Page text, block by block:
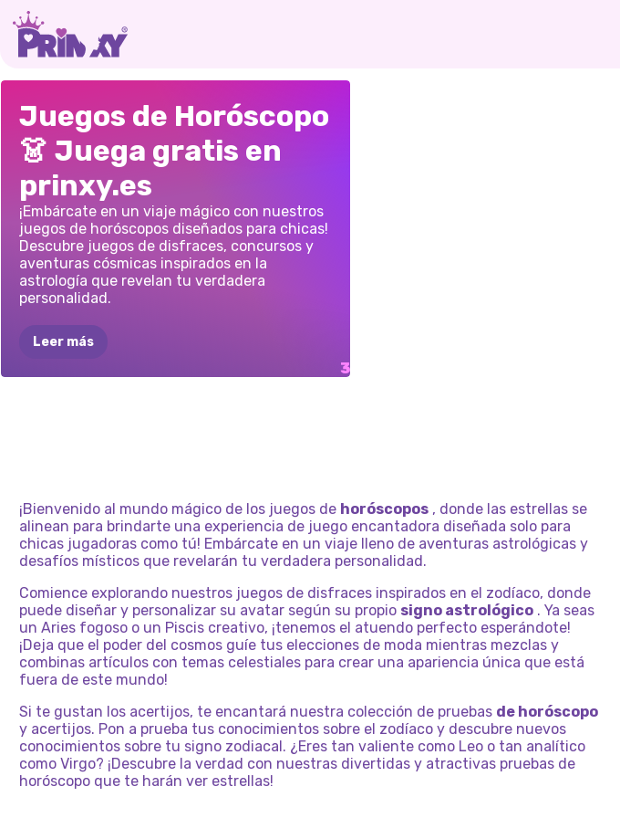
MODA
DE
LA
ASTROLOGÍA
MAQUILLAJE
DEL
ZODIACO
Juegos de Horóscopo
👗 Juega gratis en
prinxy.es
¡Embárcate en un viaje mágico con nuestros
juegos de horóscopos diseñados para chicas!
Descubre juegos de disfraces, concursos y
aventuras cósmicas inspirados en la
astrología que revelan tu verdadera
personalidad.
Leer más
¡Bienvenido al mundo mágico de los juegos de horóscopos , donde las estrellas se
alinean para brindarte una experiencia de juego encantadora diseñada solo para
chicas jugadoras como tú! Embárcate en un viaje lleno de aventuras astrológicas y
desafíos místicos que revelarán tu verdadera personalidad.
Comience explorando nuestros juegos de disfraces inspirados en el zodíaco, donde
puede diseñar y personalizar su avatar según su propio signo astrológico . Ya seas
un Aries fogoso o un Piscis creativo, ¡tenemos el atuendo perfecto esperándote!
¡Deja que el poder del cosmos guíe tus elecciones de moda mientras mezclas y
combinas artículos con temas celestiales para crear una apariencia única que está
fuera de este mundo!
Si te gustan los acertijos, te encantará nuestra colección de pruebas de horóscopo
y acertijos. Pon a prueba tus conocimientos sobre el zodíaco y descubre nuevos
conocimientos sobre tu signo zodiacal. ¿Eres tan valiente como Leo o tan analítico
como Virgo? ¡Descubre la verdad con nuestras divertidas y atractivas pruebas de
horóscopo que te harán ver estrellas!